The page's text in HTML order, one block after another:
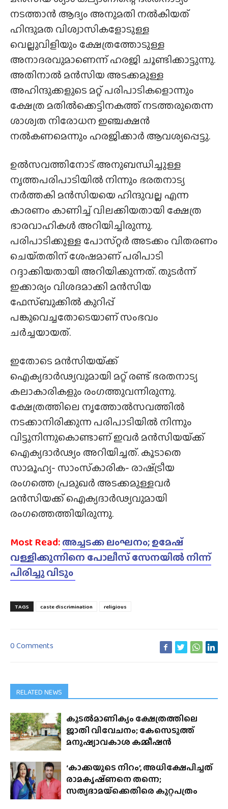
നടത്താന്‍ ആദ്യം അനുമതി നല്‍കിയത്
ഹിന്ദുമത വിശ്വാസികളോടുള്ള
വെല്ലുവിളിയും ക്ഷേത്രത്തോടുള്ള
അനാദരവുമാണെന്ന് ഹരജി ചൂണ്ടിക്കാട്ടുന്നു.
അതിനാല്‍ മന്‍സിയ അടക്കമുള്ള
അഹിന്ദുക്കളുടെ മറ്റ് പരിപാടികളൊന്നും
ക്ഷേത്ര മതില്‍ക്കെട്ടിനകത്ത് നടത്തരുതെന്ന
ശാശ്വത നിരോധന ഇഞ്ചക്ഷന്‍
നല്‍കണമെന്നും ഹരജിക്കാര്‍ ആവശ്യപ്പെട്ടു.
ഉൽസവത്തിനോട് അനുബന്ധിച്ചുള്ള
നൃത്തപരിപാടിയില്‍ നിന്നും ഭരതനാട്യ
നര്‍ത്തകി മന്‍സിയയെ ഹിന്ദുവല്ല എന്ന
കാരണം കാണിച്ച് വിലക്കിയതായി ക്ഷേത്ര
ഭാരവാഹികള്‍ അറിയിച്ചിരുന്നു.
പരിപാടിക്കുള്ള പോസ്‌റ്റര്‍ അടക്കം വിതരണം
ചെയ്‌തതിന് ശേഷമാണ് പരിപാടി
റദ്ദാക്കിയതായി അറിയിക്കുന്നത്. തുടർന്ന്
ഇക്കാര്യം വിശദമാക്കി മന്‍സിയ
ഫേസ്ബുക്കില്‍ കുറിപ്പ്
പങ്കുവെച്ചതോടെയാണ് സംഭവം
ചര്‍ച്ചയായത്.
ഇതോടെ മന്‍സിയയ്‌ക്ക്
ഐക്യദാര്‍ഢ്യവുമായി മറ്റ് രണ്ട് ഭരതനാട്യ
കലാകാരികളും രംഗത്തുവന്നിരുന്നു.
ക്ഷേത്രത്തിലെ നൃത്തോല്‍സവത്തില്‍
നടക്കാനിരിക്കുന്ന പരിപാടിയില്‍ നിന്നും
വിട്ടുനിന്നുകൊണ്ടാണ് ഇവര്‍ മന്‍സിയയ്‌ക്ക്
ഐക്യദാര്‍ഢ്യം അറിയിച്ചത്. കൂടാതെ
സാമൂഹ്യ- സാംസ്‌കാരിക- രാഷ്‌ട്രീയ
രംഗത്തെ പ്രമുഖർ അടക്കമുള്ളവർ
മൻസിയക്ക് ഐക്യദാർഢ്യവുമായി
രംഗത്തെത്തിയിരുന്നു.
Most Read:അച്ചടക്ക ലംഘനം; ഉമേഷ്
വള്ളിക്കുന്നിനെ പോലീസ് സേനയിൽ നിന്ന്
പിരിച്ചു വിടും
TAGS caste discrimination religious
0 Comments
RELATED NEWS
കൂടൽമാണിക്യം ക്ഷേത്രത്തിലെ
ജാതി വിവേചനം; കേസെടുത്ത്
മനുഷ്യാവകാശ കമ്മീഷൻ
‘കാക്കയുടെ നിറം’, അധിക്ഷേപിച്ചത്
രാമകൃഷ്‌ണനെ തന്നെ;
സത്യഭാമയ്‌ക്കെതിരെ കുറ്റപത്രം